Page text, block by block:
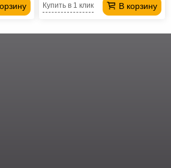
В корзину
Купить в 1 клик